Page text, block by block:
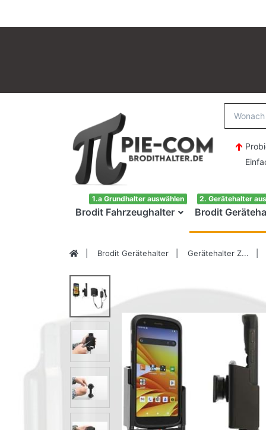
Einfach
Brodit Fahrzeughalter
1.a Grundhalter auswählen
Brodit
2. Gerätehalter
Brodit Gerätehalter Gerätehalter Z...